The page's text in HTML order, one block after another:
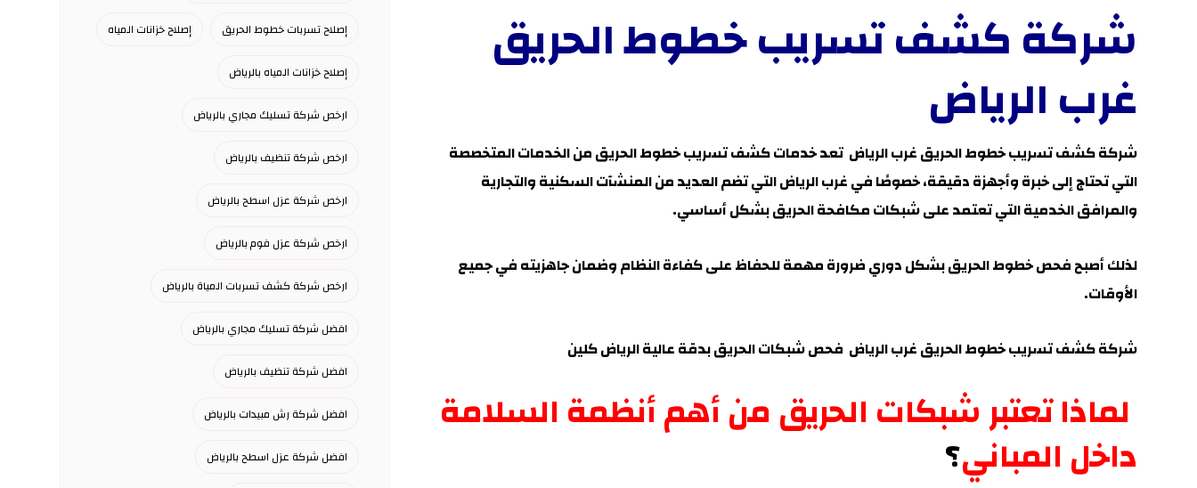
شركة كشف تسريب خطوط الحريق
غرب الرياض
شركة كشف تسريب خطوط الحريق غرب الرياض تعد خدمات كشف تسريب خطوط الحريق من الخدمات المتخصصة
التي تحتاج إلى خبرة وأجهزة دقيقة، خصوصًا فيغرب الرياضالتي تضم العديد من المنشآت السكنية والتجارية
والمرافق الخدمية التي تعتمد على شبكات مكافحة الحريق بشكل أساسي.
لذلك أصبح فحص خطوط الحريق بشكل دوري ضرورة مهمة للحفاظ على كفاءة النظام وضمان جاهزيته في جميع
الأوقات.
شركة كشف تسريب خطوط الحريق غرب الرياض فحص شبكات الحريق بدقة عالية الرياض كلين
لماذا تعتبر شبكات الحريق من أهم أنظمة السلامة
داخل المباني؟
إصلاح تسربات خطوط الحريق إصلاح خزانات المياه
إصلاح خزانات المياه بالرياض
ارخص شركة تسليك مجاري بالرياض
ارخص شركة تنظيف بالرياض
ارخص شركة عزل اسطح بالرياض
ارخص شركة عزل فوم بالرياض
ارخص شركة كشف تسربات المياة بالرياض
افضل شركة تسليك مجاري بالرياض
افضل شركة تنظيف بالرياض
افضل شركة رش مبيدات بالرياض
افضل شركة عزل اسطح بالرياض